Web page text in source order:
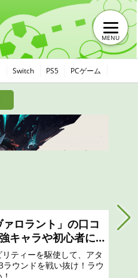
MENU
Switch PS5 PCゲーム
モンスターハンターNo
らない？おすすめのガチ
ラのやり方と序盤攻略、